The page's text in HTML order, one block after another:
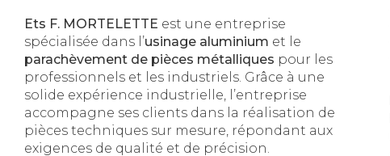
Ets F. MORTELETTE est une entreprise
spécialisée dans l’usinage aluminium et le
parachèvement de pièces métalliques pour les
professionnels et les industriels. Grâce à une
solide expérience industrielle, l’entreprise
accompagne ses clients dans la réalisation de
pièces techniques sur mesure, répondant aux
exigences de qualité et de précision.